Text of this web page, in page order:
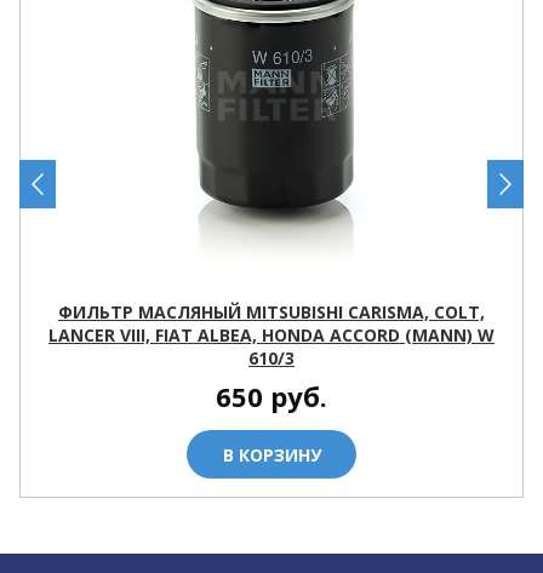
ФИЛЬТР МАСЛЯНЫЙ MITSUBISHI CARISMA, COLT,
LANCER VIII, FIAT ALBEA, HONDA ACCORD (MANN) W
610/3
650 руб.
В КОРЗИНУ